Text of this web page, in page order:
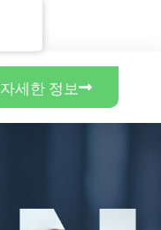
자세한 정보